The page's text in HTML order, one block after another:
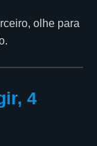
olhe para
4